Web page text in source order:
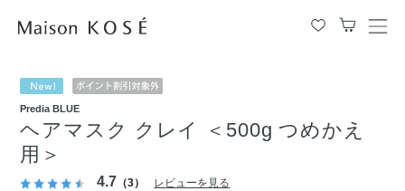
メ
Predia BLUE
ヘアマスク クレイ ＜500g つめかえ
用＞
4.7 （3） レビューを見る